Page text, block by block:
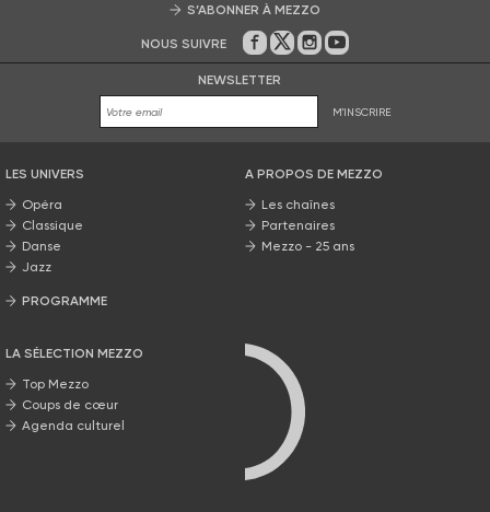
S’ABONNER À MEZZO
NOUS SUIVRE Sur Facebook
Sur Twitter
Sur Instagram
Sur Youtube
NEWSLETTER
M'INSCRIRE
LES UNIVERS
Opéra
Classique
Danse
Jazz
PROGRAMME
LA SÉLECTION MEZZO
Top Mezzo
Coups de cœur
Agenda culturel
A PROPOS DE MEZZO
Les chaînes
Partenaires
Mezzo - 25 ans